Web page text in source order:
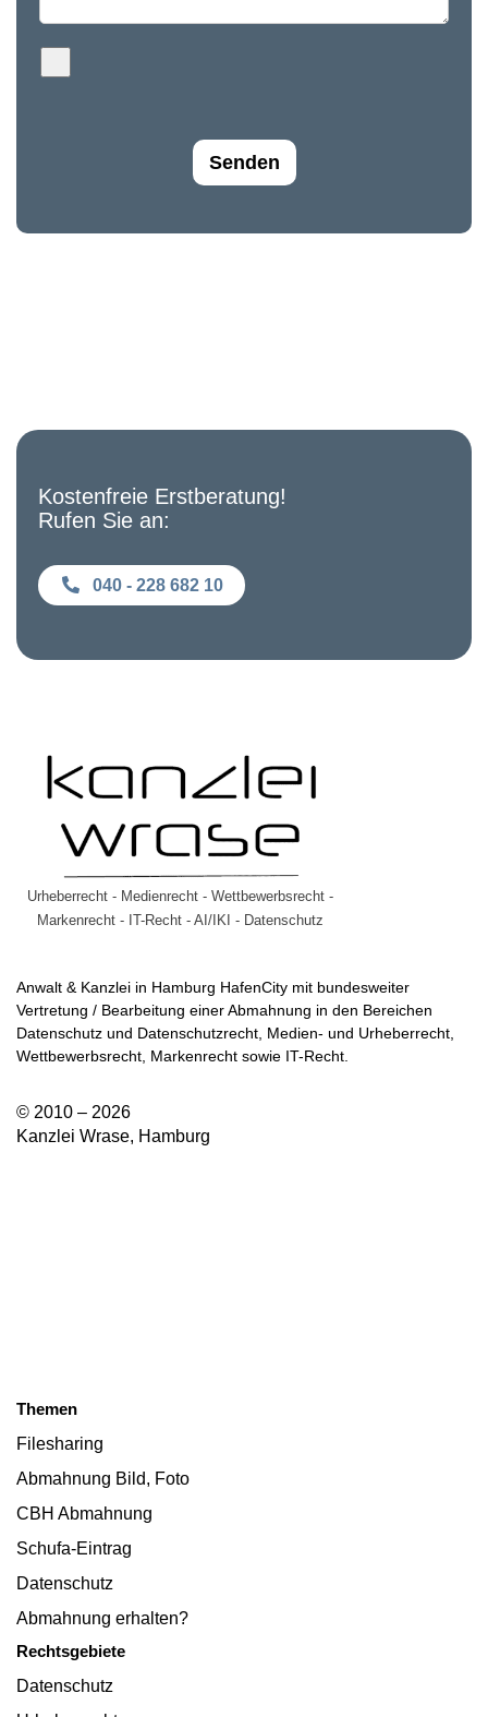
Senden
Kostenfreie Erstberatung!
Rufen Sie an:
040 - 228 682 10
Urheberrecht - Medienrecht - Wettbewerbsrecht -
Markenrecht - IT-Recht - AI/IKI - Datenschutz
Anwalt & Kanzlei in Hamburg HafenCity mit bundesweiter
Vertretung / Bearbeitung einer Abmahnung in den Bereichen
Datenschutz und Datenschutzrecht, Medien- und Urheberrecht,
Wettbewerbsrecht, Markenrecht sowie IT-Recht.
© 2010 – 2026
Kanzlei Wrase, Hamburg
Themen
Filesharing
Abmahnung Bild, Foto
CBH Abmahnung
Schufa-Eintrag
Datenschutz
Abmahnung erhalten?
Rechtsgebiete
Datenschutz